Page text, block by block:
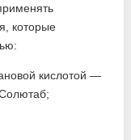
которые
кислотой —